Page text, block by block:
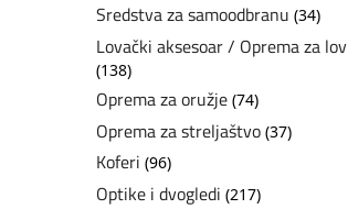
Sredstva za samoodbranu (34)
Lovački aksesoar / Oprema za lov
(138)
Oprema za oružje (74)
Oprema za streljaštvo (37)
Koferi (96)
Optike i dvogledi (217)